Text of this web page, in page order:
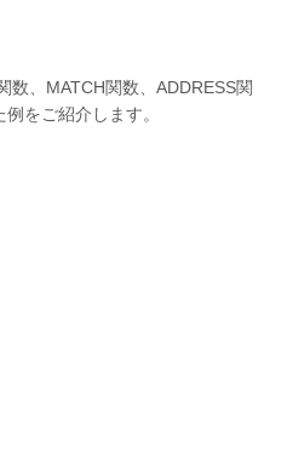
数、MATCH関数、ADDRESS関
をご紹介します。